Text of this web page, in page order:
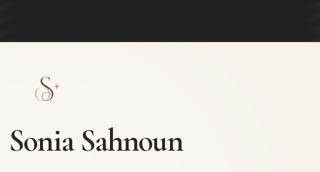
Sonia Sahnoun